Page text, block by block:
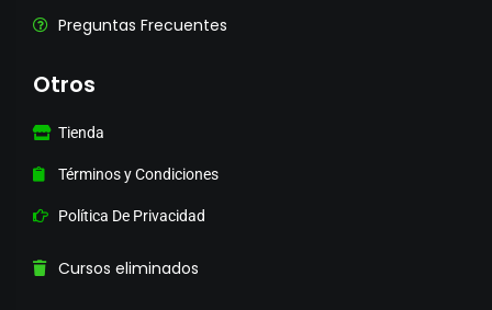
Preguntas Frecuentes
Otros
Tienda
Términos y Condiciones
Política De Privacidad
Cursos eliminados